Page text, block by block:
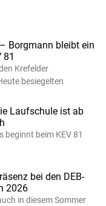
Borgmann bleibt ein
81
Krefelder
besiegelten
Laufschule ist ab
beginnt beim KEV 81
bei den DEB-
2026
in diesem Sommer